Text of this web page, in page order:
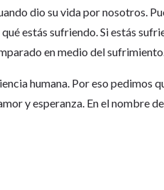
dio su vida por nosotros.
estás sufriendo. Si estás
en medio del
humana. Por eso pedimos
y esperanza. En el nombre